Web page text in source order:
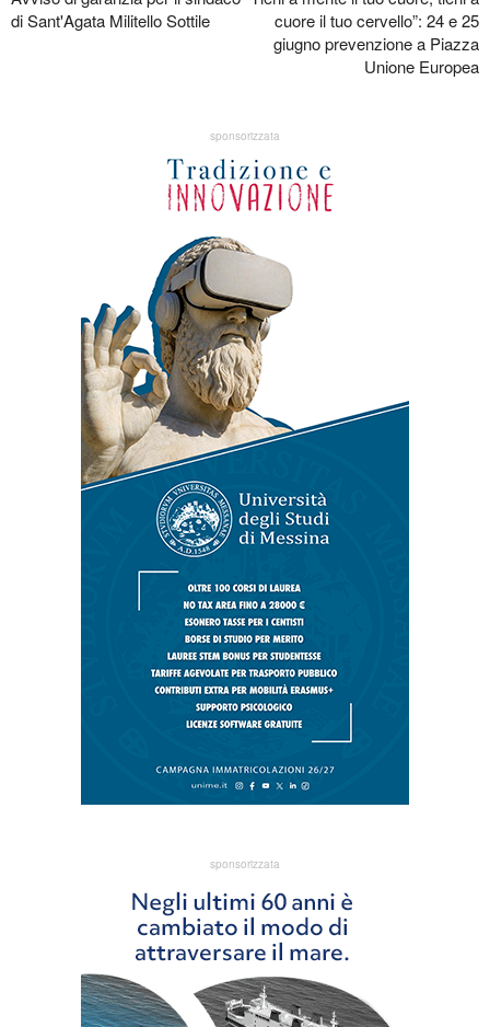
di Sant'Agata Militello Sottile
cuore il tuo cervello”: 24 e 25
giugno prevenzione a Piazza
Unione Europea
sponsorizzata
sponsorizzata